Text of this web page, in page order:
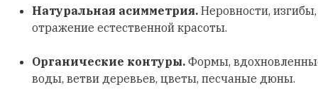
Натуральная асимметрия. Неровности,
отражение естественной красоты.
Органические контуры. Формы,
воды, ветви деревьев, цветы, песчаные дюны.